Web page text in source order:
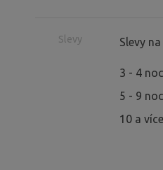
-
Klidné
– stání
–
Slevy Slevy
3 - 4
5 - 9
10 a